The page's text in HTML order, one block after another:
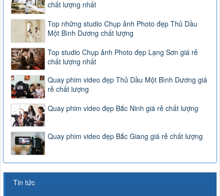
chất lượng nhất
Top những studio Chụp ảnh Photo đẹp Thủ Dầu
Một Bình Dương chất lượng
Top studio Chụp ảnh Photo đẹp Lạng Sơn giá rẻ
chất lượng nhất
Quay phim video đẹp Thủ Dầu Một Bình Dương giá
rẻ chất lượng
Quay phim video đẹp Bắc Ninh giá rẻ chất lượng
Quay phim video đẹp Bắc Giang giá rẻ chất lượng
Tin tức